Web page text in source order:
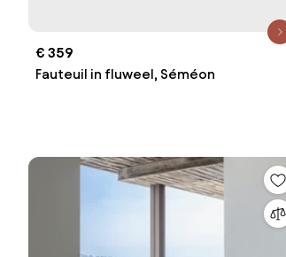
€ 359
Fauteuil in fluweel, Séméon